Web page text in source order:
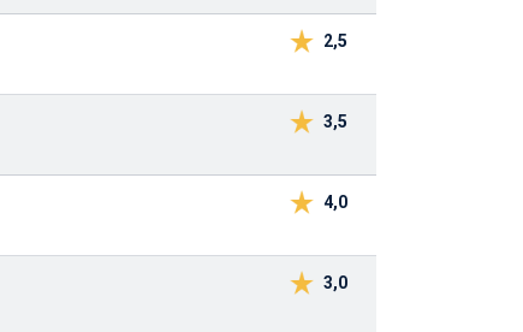
2,5
3,5
4,0
3,0